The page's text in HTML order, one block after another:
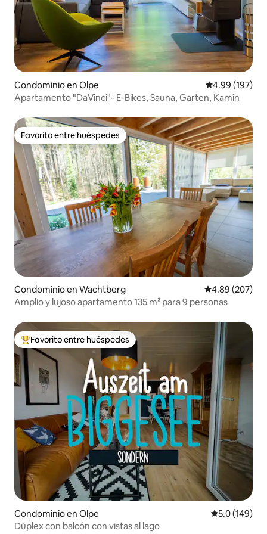
manijas.
Condominio en Olpe Calificación
4.99 (197)
Apartamento "DaVinci"- E-Bikes, Sauna, Garten, Kamin
Favorito entre huéspedes
Favorito entre huéspedes
Condominio en Wachtberg Calificación
4.89 (207)
Amplio y lujoso apartamento 135 m² para 9 personas
De los mejores en Favorito entre huéspedes
Favorito entre huéspedes
Condominio en Olpe Calificación
5.0 (149)
Dúplex con balcón con vistas al lago